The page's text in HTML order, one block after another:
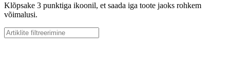
Klõpsake 3 punktiga ikoonil, et saada iga toote jaoks rohkem
võimalusi.